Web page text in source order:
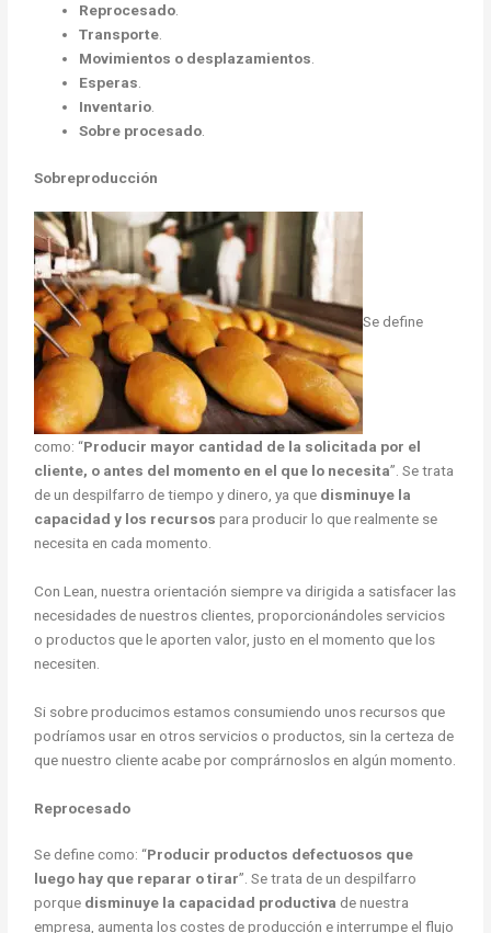
Reprocesado.
Transporte.
Movimientos o desplazamientos.
Esperas.
Inventario.
Sobre procesado.
Sobreproducción
Se define
como: “Producir mayor cantidad de la solicitada por el
cliente, o antes del momento en el que lo necesita”. Se trata
de un despilfarro de tiempo y dinero, ya que disminuye la
capacidad y los recursos para producir lo que realmente se
necesita en cada momento.
Con Lean, nuestra orientación siempre va dirigida a satisfacer las
necesidades de nuestros clientes, proporcionándoles servicios
o productos que le aporten valor, justo en el momento que los
necesiten.
Si sobre producimos estamos consumiendo unos recursos que
podríamos usar en otros servicios o productos, sin la certeza de
que nuestro cliente acabe por comprárnoslos en algún momento.
Reprocesado
Se define como: “Producir productos defectuosos que
luego hay que reparar o tirar”. Se trata de un despilfarro
porque disminuye la capacidad productiva de nuestra
empresa, aumenta los costes de producción e interrumpe el flujo